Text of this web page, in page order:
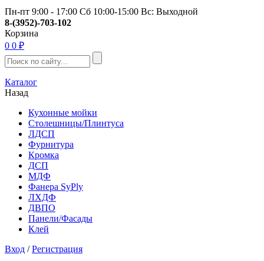
Пн-пт 9:00 - 17:00 Сб 10:00-15:00 Вс: Выходной
8-(3952)-703-102
Корзина
0 0 ₽
Каталог
Назад
Кухонные мойки
Столешницы/Плинтуса
ЛДСП
Фурнитура
Кромка
ДСП
МДФ
Фанера SyPly
ЛХДФ
ДВПО
Панели/Фасады
Клей
Вход /Регистрация